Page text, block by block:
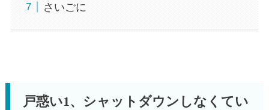
さいごに
戸惑い1、シャットダウンしなくてい